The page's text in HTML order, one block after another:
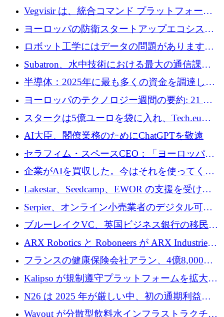
のファンドによりシード投資に拡大
Vegvisir は、統合コマンド プラットフォーム
を通じて関連する無人システムを接続するた
めの資金を調達します
ヨーロッパの防衛スタートアップエコシステ
ムとなったハッカソン
ロボット工学にはデータの問題があります。
Macrodata Labs はそれを解決したいと考えて
Subatron、水中技術における最大の通信課題
の 1 つに取り組むために 16 万 2,000 ユーロを
半導体：2025年に最も多くの資金を調達した
10社
ヨーロッパのテクノロジー週間の要約: 21 億
ユーロの取引と Tech.eu Funding Explorer
スタークは5億ユーロを袋に入れ、Tech.eu
Funding Explorerの立ち上げ、そしてルクセン
ブルクの大きな野望
AI大臣、閣僚業務のためにChatGPTを敬遠
セラフィム・スペースCEO：「ヨーロッパは
追いつきつつある」
企業がAIを買収した。今はそれを使ってくれ
る人々が必要です
Lakestar、Seedcamp、EWOR の支援を受け、
SE3 が自律システム用の空間 AI プラットフォ
ームを発表
Serpier、オンライン小売業者のデジタル可視
性向上を支援するために 140 万ユーロを調達
ブルーレイクVC、英国ビジネス銀行の移民主
導スタートアップ支援で初のファンド獲得に
ARX Robotics と Roboneers が ARX Industries
を設立し、無人地上車両の生産を拡大
フランスの健康保険会社アラン、4億8,000万
ユーロの資金調達ラウンドで合意
Kalipso が規制遵守プラットフォームを拡大す
るために 320 万ドルを調達
N26 は 2025 年が厳しい中、初の通期利益を
達成
Wayout が分散型飲料水インフラストラクチャ